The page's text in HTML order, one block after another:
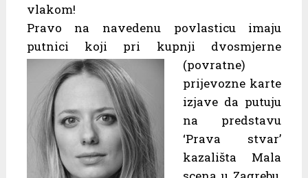
vlakom!
Pravo na navedenu povlasticu imaju
putnici koji pri kupnji dvosmjerne
(povratne)
prijevozne karte
izjave da putuju
na predstavu
‘Prava stvar’
kazališta Mala